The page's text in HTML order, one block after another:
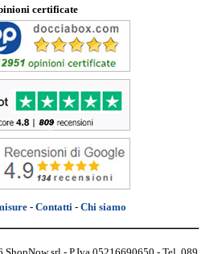
certificate
- Contatti - Chi siamo